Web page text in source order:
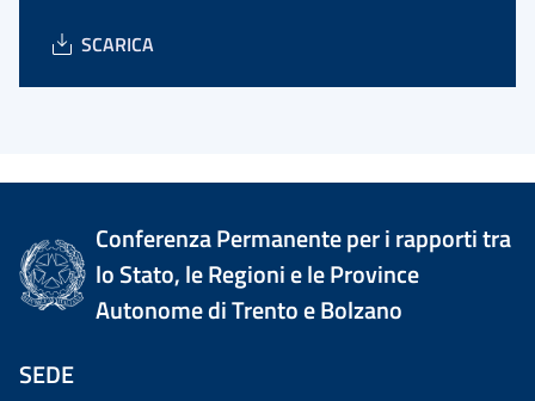
SCARICA
Conferenza Permanente per i rapporti tra
lo Stato, le Regioni e le Province
Autonome di Trento e Bolzano
SEDE